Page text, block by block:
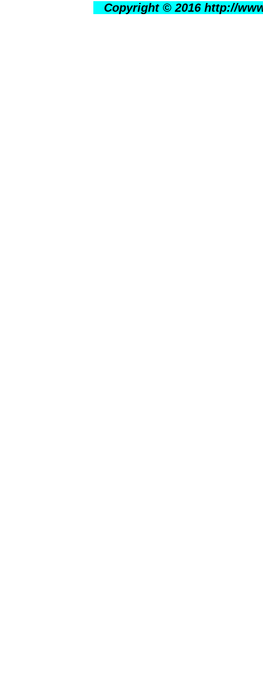
Copyright © 2016 http://